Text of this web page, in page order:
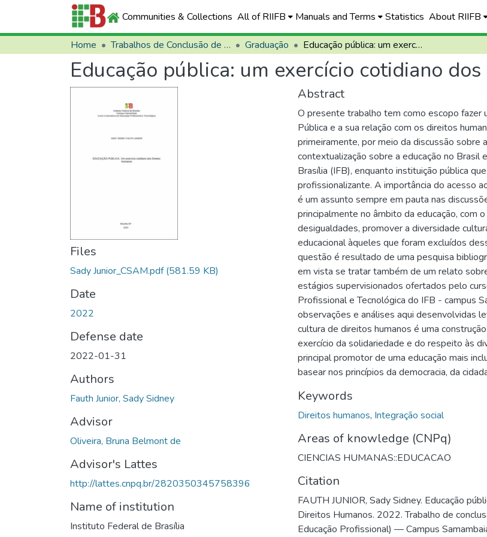
Communities & Collections All of RIIFB Manuals and Terms Statistics About RIIFB
Home Trabalhos de Conclusão de Curso (TCCs) Graduação Educação pública: um exercício cotidiano dos Direitos Humanos
Educação pública: um exercício cotidiano
Files
Sady Junior_CSAM.pdf(581.59 KB)
Date
2022
Defense date
2022-01-31
Authors
Fauth Junior, Sady Sidney
Advisor
Oliveira, Bruna Belmont de
Advisor's Lattes
http://lattes.cnpq.br/2820350345758396
Name of institution
Instituto Federal de Brasília
Abstract
O presente trabalho tem como escopo fazer
Pública e a sua relação com os direitos
primeiramente, por meio da discussão sobre
contextualização sobre a educação no
Brasília (IFB), enquanto instituição pública
profissionalizante. A importância do acesso
é um assunto sempre em pauta nas
principalmente no âmbito da educação, com
desigualdades, promover a diversidade
educacional àqueles que foram excluídos
questão é resultado de uma pesquisa
em vista se tratar também de um relato
estágios supervisionados ofertados pelo
Profissional e Tecnológica do IFB - campus
observações e análises aqui desenvolvidas
cultura de direitos humanos é uma
exercício da solidariedade e do respeito às
principal promotor de uma educação mais
basear nos princípios da democracia, da
Keywords
Direitos humanos, Integração social
Areas of knowledge (CNPq)
CIENCIAS HUMANAS::EDUCACAO
Citation
FAUTH JUNIOR, Sady Sidney. Educação
Direitos Humanos. 2022. Trabalho de
Educação Profissional) — Campus